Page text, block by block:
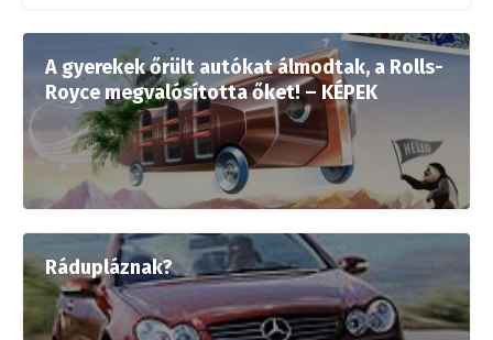
A gyerekek őrült autókat álmodtak, a Rolls-
Royce megvalósította őket! – KÉPEK
Rádupláznak?